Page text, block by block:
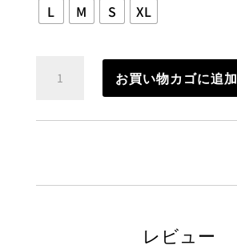
L M S XL
お買い物カゴに追加
レビュー